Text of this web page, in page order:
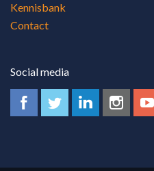
Kennisbank
Contact
Social media